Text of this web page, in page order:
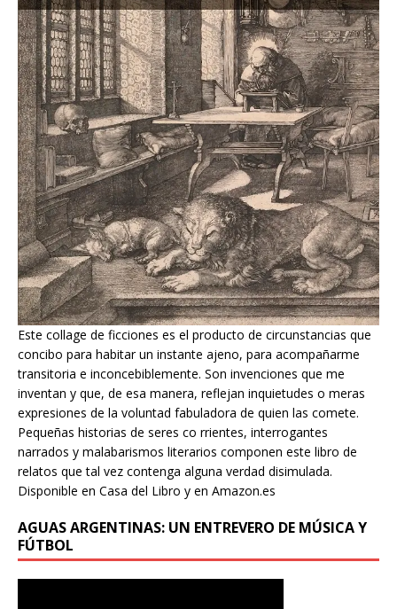
Este collage de ficciones es el producto de circunstancias que
concibo para habitar un instante ajeno, para acompañarme
transitoria e inconcebiblemente. Son invenciones que me
inventan y que, de esa manera, reflejan inquietudes o meras
expresiones de la voluntad fabuladora de quien las comete.
Pequeñas historias de seres co rrientes, interrogantes
narrados y malabarismos literarios componen este libro de
relatos que tal vez contenga alguna verdad disimulada.
Disponible en Casa del Libro y en Amazon.es
AGUAS ARGENTINAS: UN ENTREVERO DE MÚSICA Y
FÚTBOL